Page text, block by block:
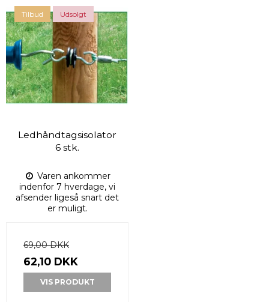
Tilbud Udsolgt
Ledhåndtagsisolator
6 stk.
Varen ankommer
indenfor 7 hverdage, vi
afsender ligeså snart det
er muligt.
69,00 DKK
62,10 DKK
VIS PRODUKT